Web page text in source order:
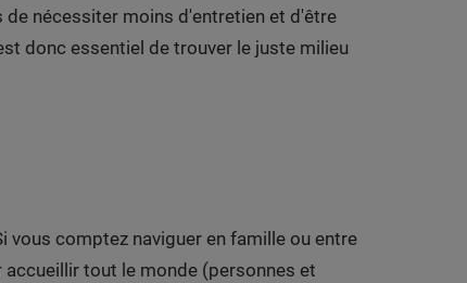
nécessiter moins d'entretien et d'être
donc essentiel de trouver le juste milieu
comptez naviguer en famille ou entre
accueillir tout le monde (personnes et